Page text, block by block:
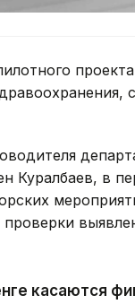
Куралбаев, в
проверки
касаются